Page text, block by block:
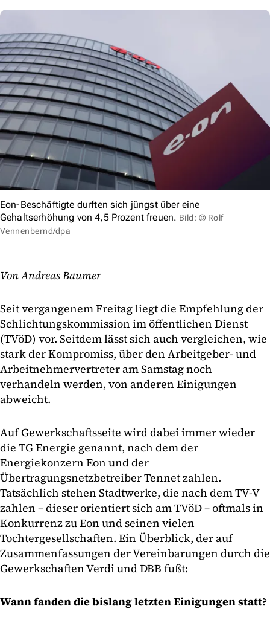
Eon-Beschäftigte durften sich jüngst über eine
Gehaltserhöhung von 4,5 Prozent freuen. Bild: © Rolf
Vennenbernd/dpa
Von Andreas Baumer
Seit vergangenem Freitag liegt die Empfehlung der
Schlichtungskommission im öffentlichen Dienst
(TVöD) vor. Seitdem lässt sich auch vergleichen, wie
stark der Kompromiss, über den Arbeitgeber- und
Arbeitnehmervertreter am Samstag noch
verhandeln werden, von anderen Einigungen
abweicht.
Auf Gewerkschaftsseite wird dabei immer wieder
die TG Energie genannt, nach dem der
Energiekonzern Eon und der
Übertragungsnetzbetreiber Tennet zahlen.
Tatsächlich stehen Stadtwerke, die nach dem TV-V
zahlen – dieser orientiert sich am TVöD – oftmals in
Konkurrenz zu Eon und seinen vielen
Tochtergesellschaften. Ein Überblick, der auf
Zusammenfassungen der Vereinbarungen durch die
GewerkschaftenVerdiundDBB fußt:
Wann fanden die bislang letzten Einigungen statt?